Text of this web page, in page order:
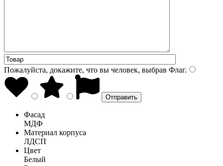
Пожалуйста, докажите, что вы человек, выбрав Флаг.
Фасад
МДФ
Материал корпуса
ЛДСП
Цвет
Белый